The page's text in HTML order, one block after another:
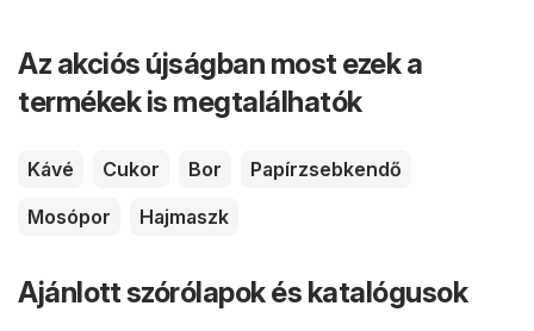
Az akciós újságban most ezek a
termékek is megtalálhatók
Kávé Cukor Bor
Papírzsebkendő
Mosópor
Hajmaszk
Ajánlott szórólapok és katalógusok